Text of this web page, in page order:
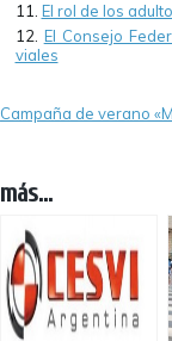
El rol de los
El Consejo
viales
Campaña de verano
más...